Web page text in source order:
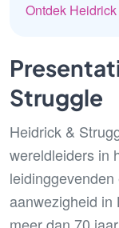
Ontdek
Struggle
Heidrick &
wereldleiders in
aanwezigheid in